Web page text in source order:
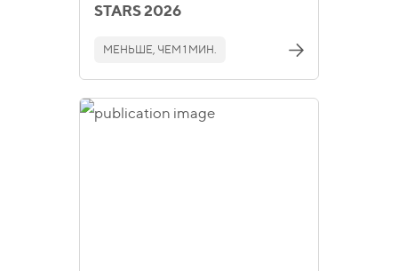
STARS 2026
МЕНЬШЕ, ЧЕМ 1 МИН.